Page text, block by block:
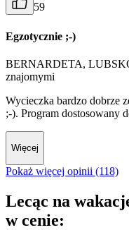
59
Egzotycznie ;-)
BERNARDETA,
znajomymi
Wycieczka bardzo dobrze
;-). Program dostosowany
Więcej
Pokaż więcej opinii (118)
Lecąc na
w cenie: